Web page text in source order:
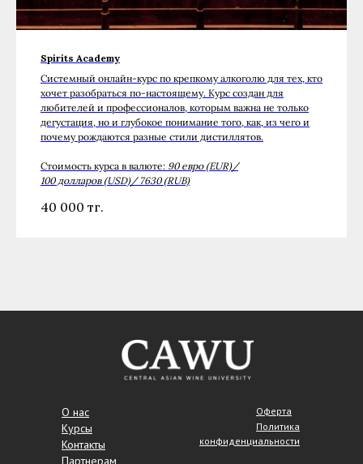
Spirits Academy
Cистемный онлайн-курс по крепкому алкоголю для тех, кто
хочет разобраться по-настоящему. Курс создан для
любителей и профессионалов, которым важна не только
дегустация, но и глубокое понимание того, как, из чего и
почему рождаются разные стили дистиллятов.
Стоимость курса в валюте: 90 евро (EUR)/
100 долларов (USD)/ 7630 (RUB)
40 000 тг.
Контакты
Курсы
О нас
Партнерам
Оферта
Политика
конфиденциальности